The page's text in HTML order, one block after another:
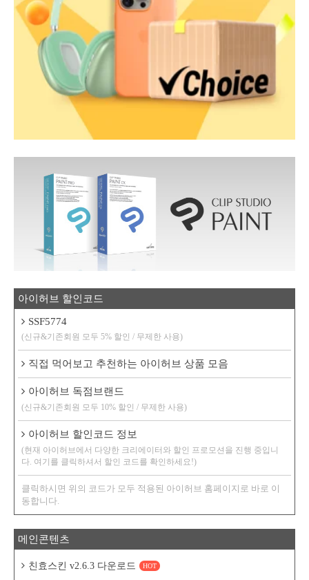
아이허브 할인코드
SSF5774
(신규&기존회원 모두 5% 할인 / 무제한 사용)
직접 먹어보고 추천하는 아이허브 상품 모음
아이허브 독점브랜드
(신규&기존회원 모두 10% 할인 / 무제한 사용)
아이허브 할인코드 정보
(현재 아이허브에서 다양한 크리에이터와 할인 프로모션을 진행 중입니
다. 여기를 클릭하셔서 할인 코드를 확인하세요!)
클릭하시면 위의 코드가 모두 적용된 아이허브 홈페이지로 바로 이
동합니다.
메인콘텐츠
친효스킨 v2.6.3 다운로드 HOT